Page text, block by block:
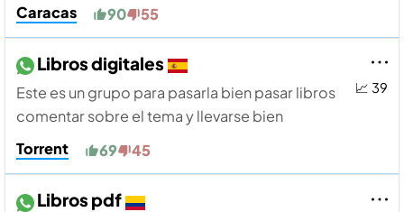
Caracas 90 55
📈 39
Libros digitales
Este es un grupo para pasarla bien pasar libros
comentar sobre el tema y llevarse bien
Torrent
69 45
Libros pdf